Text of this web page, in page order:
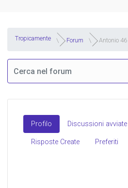
Tropicamente Forum Antonio 46
Profilo Discussioni avviate
Risposte Create Preferiti